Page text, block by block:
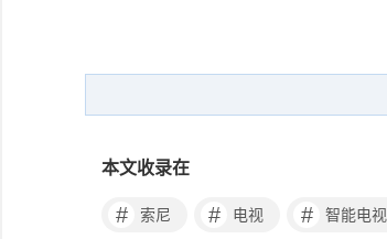
本文收录在
# 索尼 # 电视 # 智能电视